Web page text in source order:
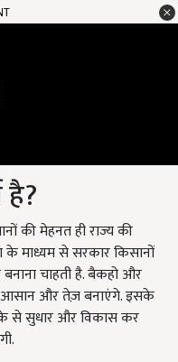
की मेहनत ही राज्य की
के माध्यम से सरकार किसानों
चाहती है. बैकहो और
आसान और तेज़ बनाएंगे. इसके
से सुधार और विकास कर